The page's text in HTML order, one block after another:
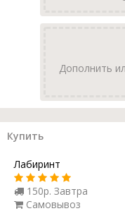
Дополнить
Купить
Лабиринт
150р. Завтра
Самовывоз